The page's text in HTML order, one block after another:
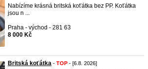
Nabízíme krásná britská koťátka bez PP. Koťátka
jsou n ...
Praha - východ - 281 63
8 000 Kč
Britská koťátka - TOP - [6.8. 2026]